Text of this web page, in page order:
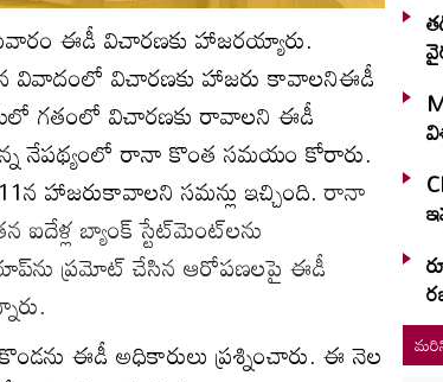
ఈడీ విచారణకు హాజరయ్యారు.
వివాదంలో విచారణకు హాజరు కావాలనిఈడీ
గతంలో విచారణకు రావాలని ఈడీ
నేపథ్యంలో రానా కొంత సమయం కోరారు.
11న హాజరుకావాలని సమన్లు ఇచ్చింది.రానా
బ్యాంక్ స్టేట్‌మెంట్‌లను
ప్రమోట్ చేసిన ఆరోపణలపై ఈడీ
ఈడీ అధికారులు ప్రశ్నించారు. ఈ నెల